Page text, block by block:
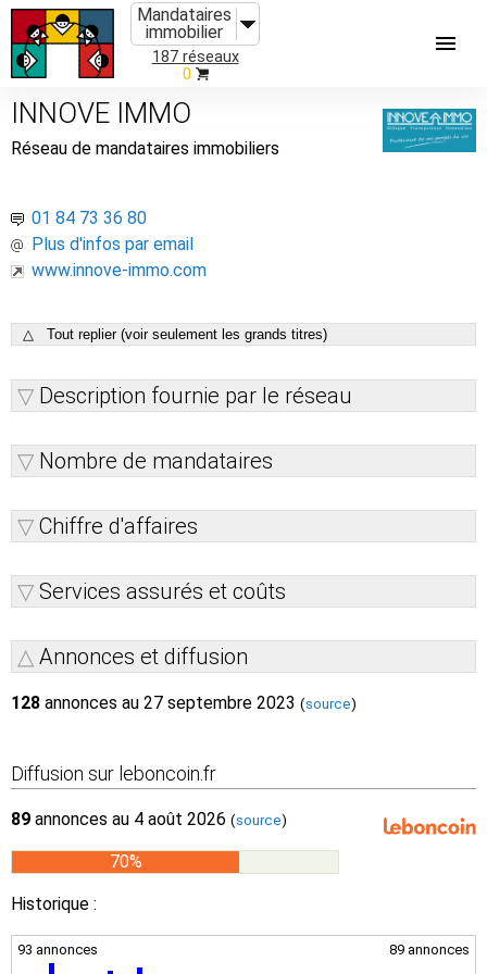
Mandataires
immobilier
187 réseaux
0
INNOVE IMMO
Réseau de mandataires immobiliers
01 84 73 36 80
Plus d'infos par email
www.innove-immo.com
△ Tout replier (voir seulement les grands titres)
Description fournie par le réseau
Nombre de mandataires
Chiffre d'affaires
Services assurés et coûts
Annonces et diffusion
128 annonces au 27 septembre 2023 (source)
Diffusion sur leboncoin.fr
89 annonces au 4 août 2026 (source)
70%
Historique :
93 annonces 89 annonces